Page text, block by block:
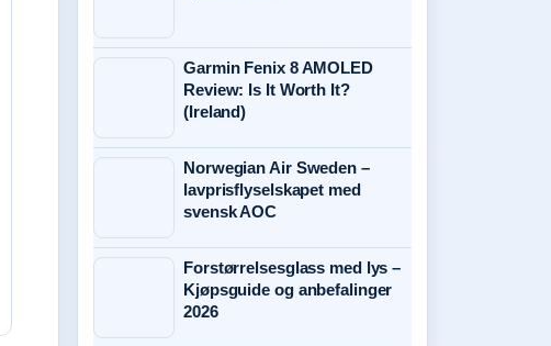
Garmin Fenix 8 AMOLED
Review: Is It Worth It?
(Ireland)
Norwegian Air Sweden –
lavprisflyselskapet med
svensk AOC
Forstørrelsesglass med lys –
Kjøpsguide og anbefalinger
2026